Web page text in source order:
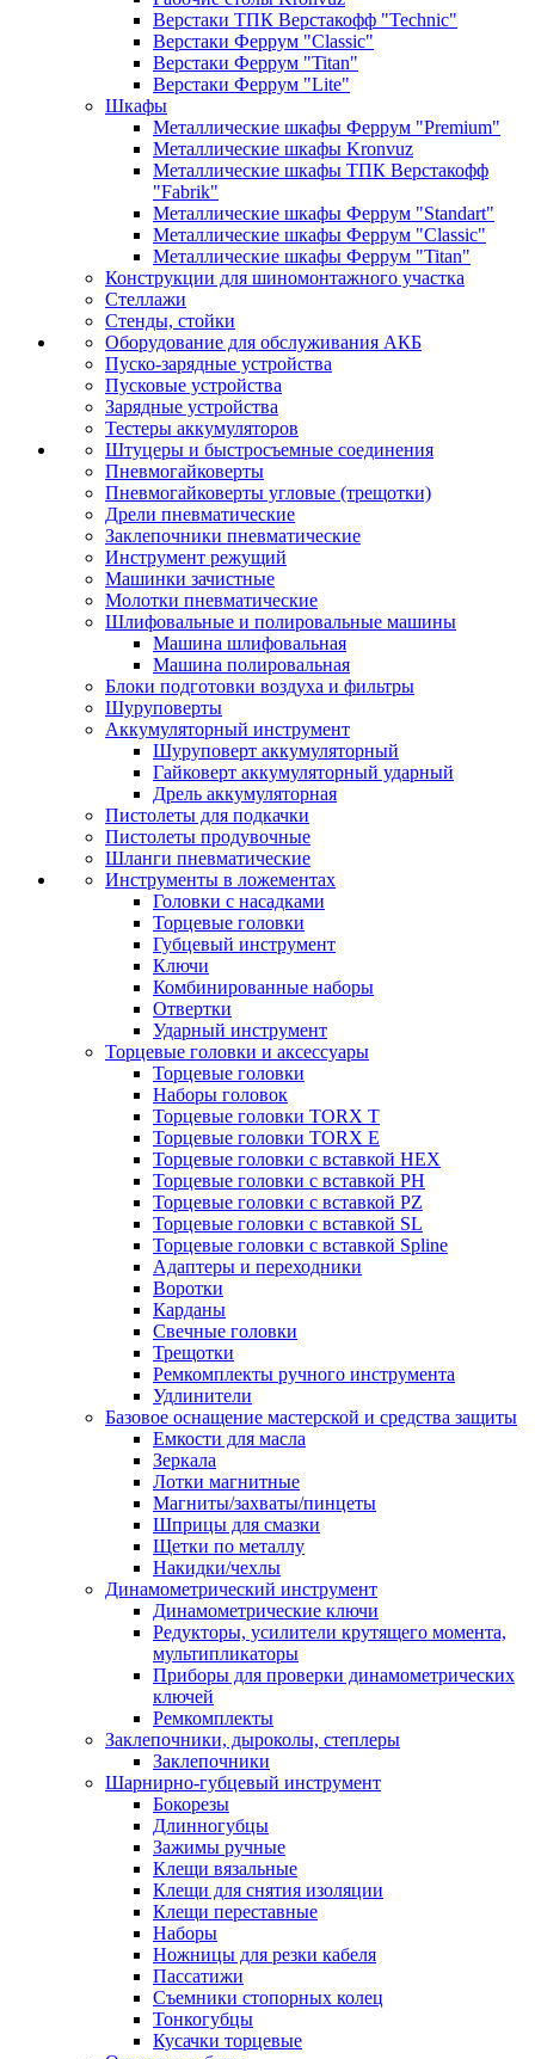
Верстаки ТПК Верстакофф "Technic"
Верстаки Феррум "Classic"
Верстаки Феррум "Titan"
Верстаки Феррум "Lite"
Шкафы
Металлические шкафы Феррум "Premium"
Металлические шкафы Kronvuz
Металлические шкафы ТПК Верстакофф
"Fabrik"
Металлические шкафы Феррум "Standart"
Металлические шкафы Феррум "Classic"
Металлические шкафы Феррум "Titan"
Конструкции для шиномонтажного участка
Стеллажи
Стенды, стойки
Оборудование для обслуживания АКБ
Пуско-зарядные устройства
Пусковые устройства
Зарядные устройства
Тестеры аккумуляторов
Штуцеры и быстросъемные соединения
Пневмогайковерты
Пневмогайковерты угловые (трещотки)
Дрели пневматические
Заклепочники пневматические
Инструмент режущий
Машинки зачистные
Молотки пневматические
Шлифовальные и полировальные машины
Машина шлифовальная
Машина полировальная
Блоки подготовки воздуха и фильтры
Шуруповерты
Аккумуляторный инструмент
Шуруповерт аккумуляторный
Гайковерт аккумуляторный ударный
Дрель аккумуляторная
Пистолеты для подкачки
Пистолеты продувочные
Шланги пневматические
Инструменты в ложементах
Головки с насадками
Торцевые головки
Губцевый инструмент
Ключи
Комбинированные наборы
Отвертки
Ударный инструмент
Торцевые головки и аксессуары
Торцевые головки
Наборы головок
Торцевые головки TORX T
Торцевые головки TORX Е
Торцевые головки с вставкой HEX
Торцевые головки с вставкой PH
Торцевые головки с вставкой PZ
Торцевые головки с вставкой SL
Торцевые головки с вставкой Spline
Адаптеры и переходники
Воротки
Карданы
Свечные головки
Трещотки
Ремкомплекты ручного инструмента
Удлинители
Базовое оснащение мастерской и средства защиты
Емкости для масла
Зеркала
Лотки магнитные
Магниты/захваты/пинцеты
Шприцы для смазки
Щетки по металлу
Накидки/чехлы
Динамометрический инструмент
Динамометрические ключи
Редукторы, усилители крутящего момента,
мультипликаторы
Приборы для проверки динамометрических
ключей
Ремкомплекты
Заклепочники, дыроколы, степлеры
Заклепочники
Шарнирно-губцевый инструмент
Бокорезы
Длинногубцы
Зажимы ручные
Клещи вязальные
Клещи для снятия изоляции
Клещи переставные
Наборы
Ножницы для резки кабеля
Пассатижи
Съемники стопорных колец
Тонкогубцы
Кусачки торцевые